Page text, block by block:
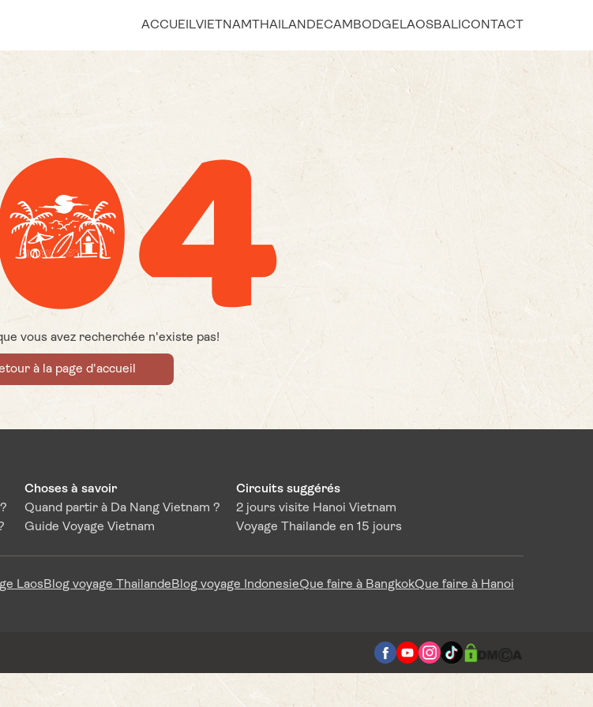
ACCUEILVIETNAMTHAILANDECAMBODGELAOSBALI CONTACT
vous avez recherchée n'existe pas!
à la page d'accueil
Choses à savoir
Quand partir à Da Nang Vietnam ?
Guide Voyage Vietnam
Circuits suggérés
2 jours visite Hanoi Vietnam
Voyage Thailande en 15 jours
LaosBlog voyage ThailandeBlog voyage IndonesieQue faire à BangkokQue faire à Hanoi